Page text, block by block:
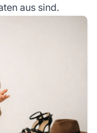
aus sind.